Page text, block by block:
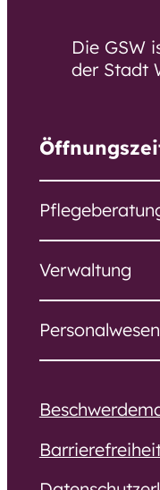
Ehrenamt
Die GSW
der Stadt
Verwaltung
Personalwesen